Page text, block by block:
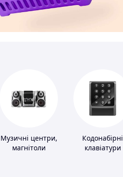
Музичні центри,
магнітоли
Кодонабірні
клавіатури